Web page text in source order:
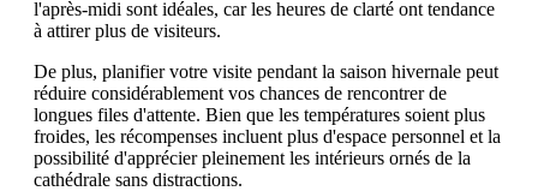
l'après-midi sont idéales, car les heures de clarté ont tendance
à attirer plus de visiteurs.
De plus, planifier votre visite pendant la saison hivernale peut
réduire considérablement vos chances de rencontrer de
longues files d'attente. Bien que les températures soient plus
froides, les récompenses incluent plus d'espace personnel et la
possibilité d'apprécier pleinement les intérieurs ornés de la
cathédrale sans distractions.